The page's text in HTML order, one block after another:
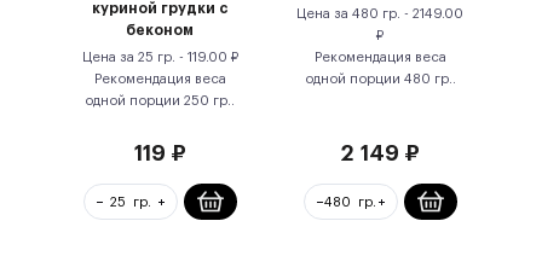
куриной грудки с
беконом
Цена за 25 гр. - 119.00 ₽
Рекомендация веса
одной порции 250 гр.
119 ₽
Цена за 480 гр. - 2149.00
₽
Рекомендация веса
одной порции 480 гр.
2 149 ₽